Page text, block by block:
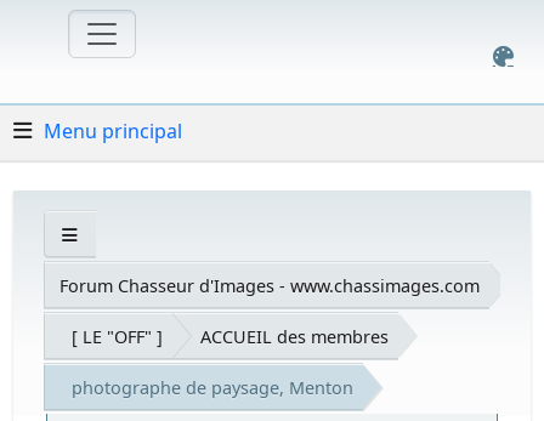
Menu principal
Forum Chasseur d'Images - www.chassimages.com
[ LE "OFF" ] ACCUEIL des membres
photographe de paysage, Menton